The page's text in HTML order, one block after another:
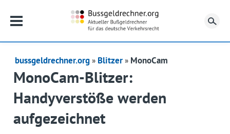
bussgeldrechner.org Blitzer MonoCam
MonoCam-Blitzer:
Handyverstöße werden
aufgezeichnet